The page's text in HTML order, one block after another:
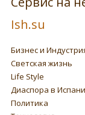
Ish.su
Бизнес и
Светская жизнь
Life Style
Диаспора в
Политика